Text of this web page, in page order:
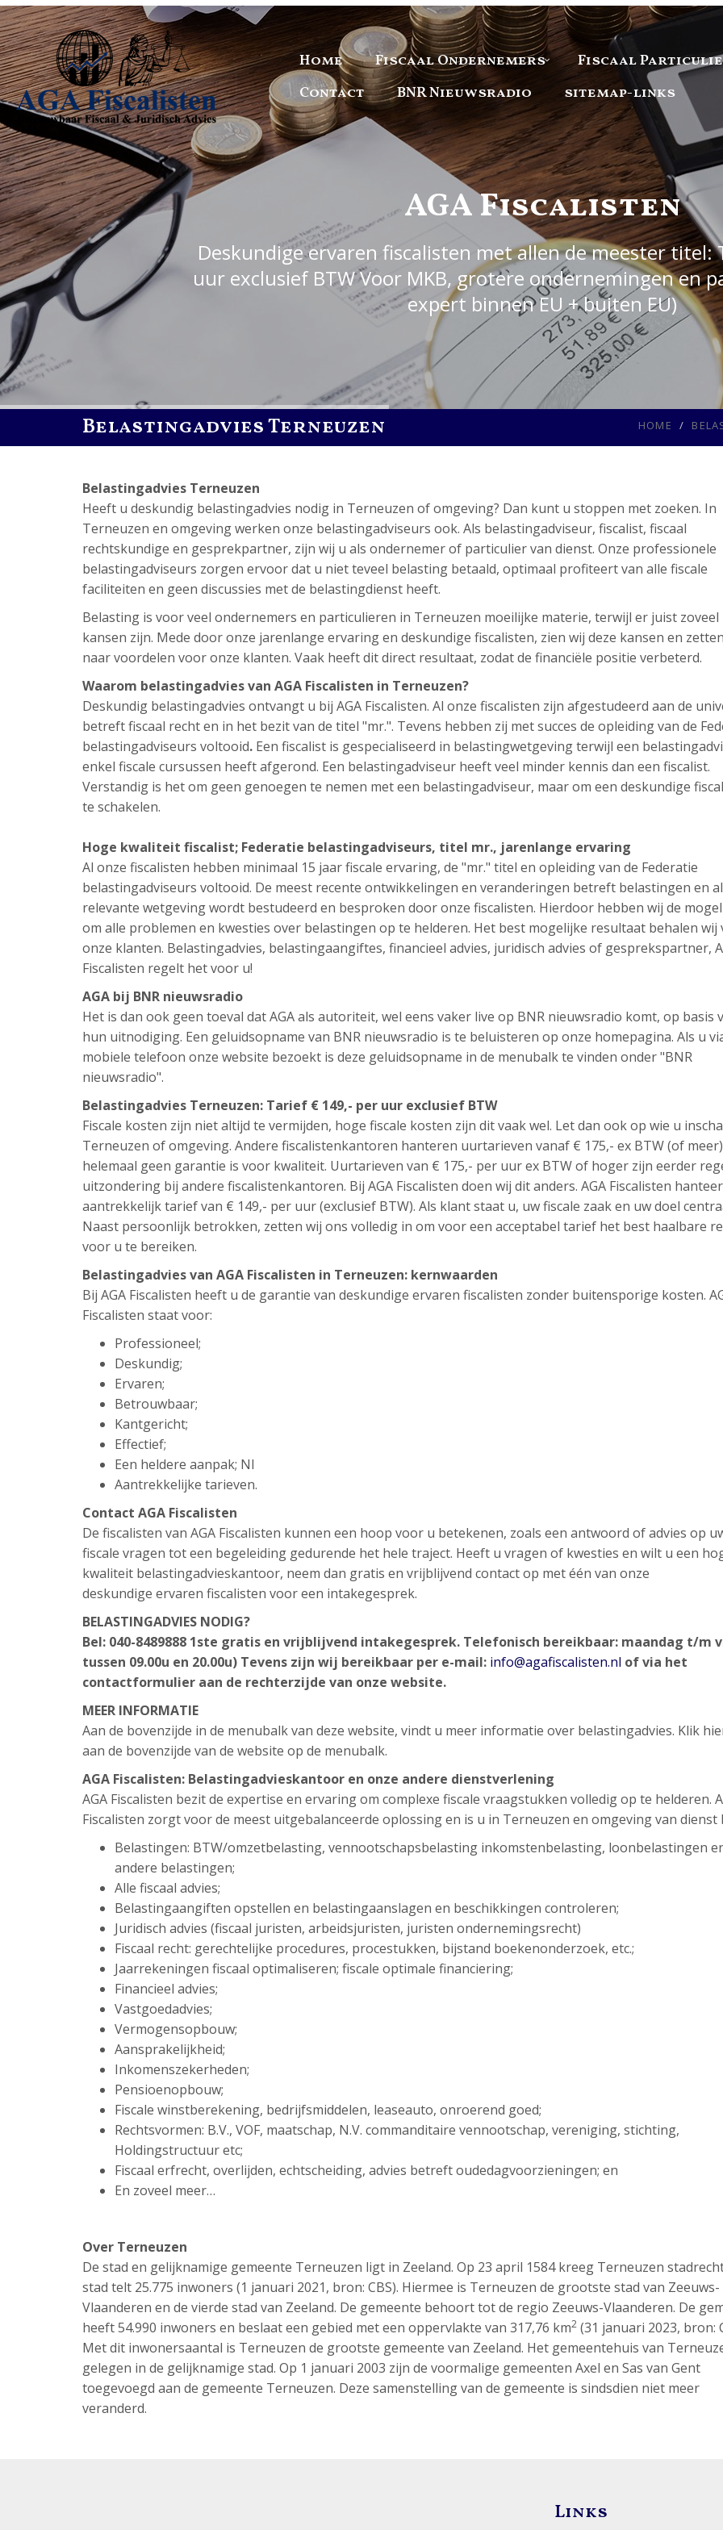
Home Fiscaal Ondernemers Fiscaal
Contact
BNR Nieuwsradio sitemap-links
AGA Fiscalisten
Deskundige ervaren fiscalisten met allen de meester titel:
uur exclusief BTW Voor MKB, grotere ondernemingen en
expert binnen EU + buiten EU)
Belastingadvies Terneuzen HOME
Belastingadvies Terneuzen
Heeft u deskundig belastingadvies nodig in Terneuzen of omgeving? Dan kunt u stoppen met zoeken. In
Terneuzen en omgeving werken onze belastingadviseurs ook. Als belastingadviseur, fiscalist, fiscaal
rechtskundige en gesprekpartner, zijn wij u als ondernemer of particulier van dienst. Onze professionele
belastingadviseurs zorgen ervoor dat u niet teveel belasting betaald, optimaal profiteert van alle fiscale
faciliteiten en geen discussies met de belastingdienst heeft.
Belasting is voor veel ondernemers en particulieren in Terneuzen moeilijke materie, terwijl er juist zoveel
kansen zijn. Mede door onze jarenlange ervaring en deskundige fiscalisten, zien wij deze kansen en
naar voordelen voor onze klanten. Vaak heeft dit direct resultaat, zodat de financiële positie verbeterd.
Waarom belastingadvies van AGA Fiscalisten in Terneuzen?
Deskundig belastingadvies ontvangt u bij AGA Fiscalisten. Al onze fiscalisten zijn afgestudeerd aan de
betreft fiscaal recht en in het bezit van de titel "mr.". Tevens hebben zij met succes de opleiding van de
belastingadviseurs voltooid. Een fiscalist is gespecialiseerd in belastingwetgeving terwijl een
enkel fiscale cursussen heeft afgerond. Een belastingadviseur heeft veel minder kennis dan een fiscalist.
Verstandig is het om geen genoegen te nemen met een belastingadviseur, maar om een deskundige
te schakelen.
Hoge kwaliteit fiscalist; Federatie belastingadviseurs, titel mr., jarenlange ervaring
Al onze fiscalisten hebben minimaal 15 jaar fiscale ervaring, de "mr." titel en opleiding van de Federatie
belastingadviseurs voltooid. De meest recente ontwikkelingen en veranderingen betreft belastingen en
relevante wetgeving wordt bestudeerd en besproken door onze fiscalisten. Hierdoor hebben wij de
om alle problemen en kwesties over belastingen op te helderen. Het best mogelijke resultaat behalen wij
onze klanten. Belastingadvies, belastingaangiftes, financieel advies, juridisch advies of gesprekspartner,
Fiscalisten regelt het voor u!
AGA bij BNR nieuwsradio
Het is dan ook geen toeval dat AGA als autoriteit, wel eens vaker live op BNR nieuwsradio komt, op basis
hun uitnodiging. Een geluidsopname van BNR nieuwsradio is te beluisteren op onze homepagina. Als u
mobiele telefoon onze website bezoekt is deze geluidsopname in de menubalk te vinden onder "BNR
nieuwsradio".
Belastingadvies Terneuzen: Tarief € 149,- per uur exclusief BTW
Fiscale kosten zijn niet altijd te vermijden, hoge fiscale kosten zijn dit vaak wel. Let dan ook op wie u
Terneuzen of omgeving. Andere fiscalistenkantoren hanteren uurtarieven vanaf € 175,- ex BTW (of
helemaal geen garantie is voor kwaliteit. Uurtarieven van € 175,- per uur ex BTW of hoger zijn eerder
uitzondering bij andere fiscalistenkantoren. Bij AGA Fiscalisten doen wij dit anders. AGA Fiscalisten
aantrekkelijk tarief van € 149,- per uur (exclusief BTW). Als klant staat u, uw fiscale zaak en uw doel
Naast persoonlijk betrokken, zetten wij ons volledig in om voor een acceptabel tarief het best haalbare
voor u te bereiken.
Belastingadvies van AGA Fiscalisten in Terneuzen: kernwaarden
Bij AGA Fiscalisten heeft u de garantie van deskundige ervaren fiscalisten zonder buitensporige kosten.
Fiscalisten staat voor:
Professioneel;
Deskundig;
Ervaren;
Betrouwbaar;
Kantgericht;
Effectief;
Een heldere aanpak; Nl
Aantrekkelijke tarieven.
Contact AGA Fiscalisten
De fiscalisten van AGA Fiscalisten kunnen een hoop voor u betekenen, zoals een antwoord of advies op
fiscale vragen tot een begeleiding gedurende het hele traject. Heeft u vragen of kwesties en wilt u een
kwaliteit belastingadvieskantoor, neem dan gratis en vrijblijvend contact op met één van onze
deskundige ervaren fiscalisten voor een intakegesprek.
BELASTINGADVIES NODIG?
Bel: 040-8489888 1ste gratis en vrijblijvend intakegesprek. Telefonisch bereikbaar: maandag t/m
tussen 09.00u en 20.00u) Tevens zijn wij bereikbaar per e-mail: info@agafiscalisten.nl of via het
contactformulier aan de rechterzijde van onze website.
MEER INFORMATIE
Aan de bovenzijde in de menubalk van deze website, vindt u meer informatie over belastingadvies. Klik
aan de bovenzijde van de website op de menubalk.
AGA Fiscalisten: Belastingadvieskantoor en onze andere dienstverlening
AGA Fiscalisten bezit de expertise en ervaring om complexe fiscale vraagstukken volledig op te helderen.
Fiscalisten zorgt voor de meest uitgebalanceerde oplossing en is u in Terneuzen en omgeving van dienst
Belastingen: BTW/omzetbelasting, vennootschapsbelasting inkomstenbelasting, loonbelastingen
andere belastingen;
Alle fiscaal advies;
Belastingaangiften opstellen en belastingaanslagen en beschikkingen controleren;
Juridisch advies (fiscaal juristen, arbeidsjuristen, juristen ondernemingsrecht)
Fiscaal recht: gerechtelijke procedures, procestukken, bijstand boekenonderzoek, etc.;
Jaarrekeningen fiscaal optimaliseren; fiscale optimale financiering;
Financieel advies;
Vastgoedadvies;
Vermogensopbouw;
Aansprakelijkheid;
Inkomenszekerheden;
Pensioenopbouw;
Fiscale winstberekening, bedrijfsmiddelen, leaseauto, onroerend goed;
Rechtsvormen: B.V., VOF, maatschap, N.V. commanditaire vennootschap, vereniging, stichting,
Holdingstructuur etc;
Fiscaal erfrecht, overlijden, echtscheiding, advies betreft oudedagvoorzieningen; en
En zoveel meer…
Over Terneuzen
De stad en gelijknamige gemeente Terneuzen ligt in Zeeland. Op 23 april 1584 kreeg Terneuzen
stad telt 25.775 inwoners (1 januari 2021, bron: CBS). Hiermee is Terneuzen de grootste stad van Zeeuws-
Vlaanderen en de vierde stad van Zeeland. De gemeente behoort tot de regio Zeeuws-Vlaanderen. De
heeft 54.990 inwoners en beslaat een gebied met een oppervlakte van 317,76 km2 (31 januari 2023, bron:
Met dit inwonersaantal is Terneuzen de grootste gemeente van Zeeland. Het gemeentehuis van
gelegen in de gelijknamige stad. Op 1 januari 2003 zijn de voormalige gemeenten Axel en Sas van Gent
toegevoegd aan de gemeente Terneuzen. Deze samenstelling van de gemeente is sindsdien niet meer
veranderd.
Links